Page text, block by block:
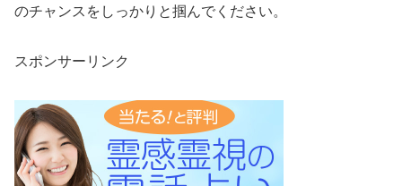
のチャンスをしっかりと掴んでください。
スポンサーリンク